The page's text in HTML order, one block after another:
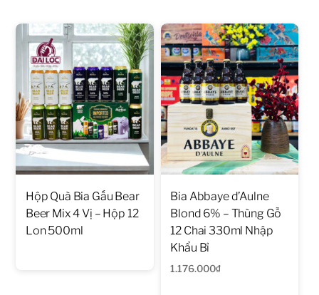
Hộp Quà Bia Gấu Bear
Beer Mix 4 Vị – Hộp 12
Lon 500ml
Bia Abbaye d’Aulne
Blond 6% – Thùng Gỗ
12 Chai 330ml Nhập
Khẩu Bỉ
1.176.000₫